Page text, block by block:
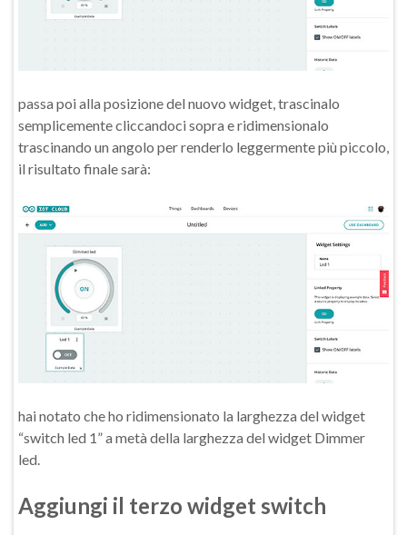
passa poi alla posizione del nuovo widget, trascinalo
semplicemente cliccandoci sopra e ridimensionalo
trascinando un angolo per renderlo leggermente più piccolo,
il risultato finale sarà:
hai notato che ho ridimensionato la larghezza del widget
“switch led 1” a metà della larghezza del widget Dimmer
led.
Aggiungi il terzo widget switch